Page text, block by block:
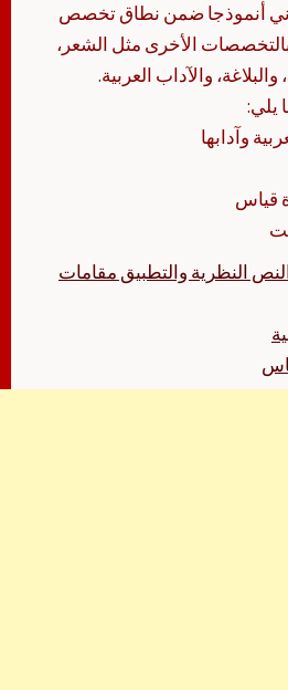
أنموذجا ضمن نطاق تخصص
الأخرى مثل الشعر،
والآداب العربية.
يلي:
وآدابها
قياس
النظرية والتطبيق مقامات